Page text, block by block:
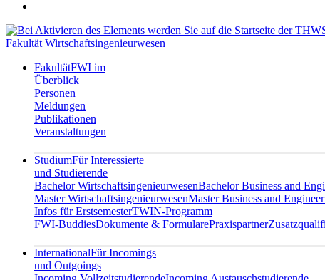
Fakultät Wirtschaftsingenieurwesen
FakultätFWI im
Überblick
Personen
Meldungen
Publikationen
Veranstaltungen
StudiumFür Interessierte
und Studierende
Bachelor WirtschaftsingenieurwesenBachelor Business and
Master WirtschaftsingenieurwesenMaster Business and
Infos für ErstsemesterTWIN-Programm
FWI-BuddiesDokumente & FormularePraxispartner
InternationalFür Incomings
und Outgoings